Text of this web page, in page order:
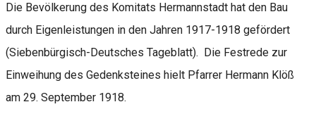
Die Bevölkerung des Komitats Hermannstadt hat den Bau
durch Eigenleistungen in den Jahren 1917-1918 gefördert
(Siebenbürgisch-Deutsches Tageblatt). Die Festrede zur
Einweihung des Gedenksteines hielt Pfarrer Hermann Klöß
am 29. September 1918.